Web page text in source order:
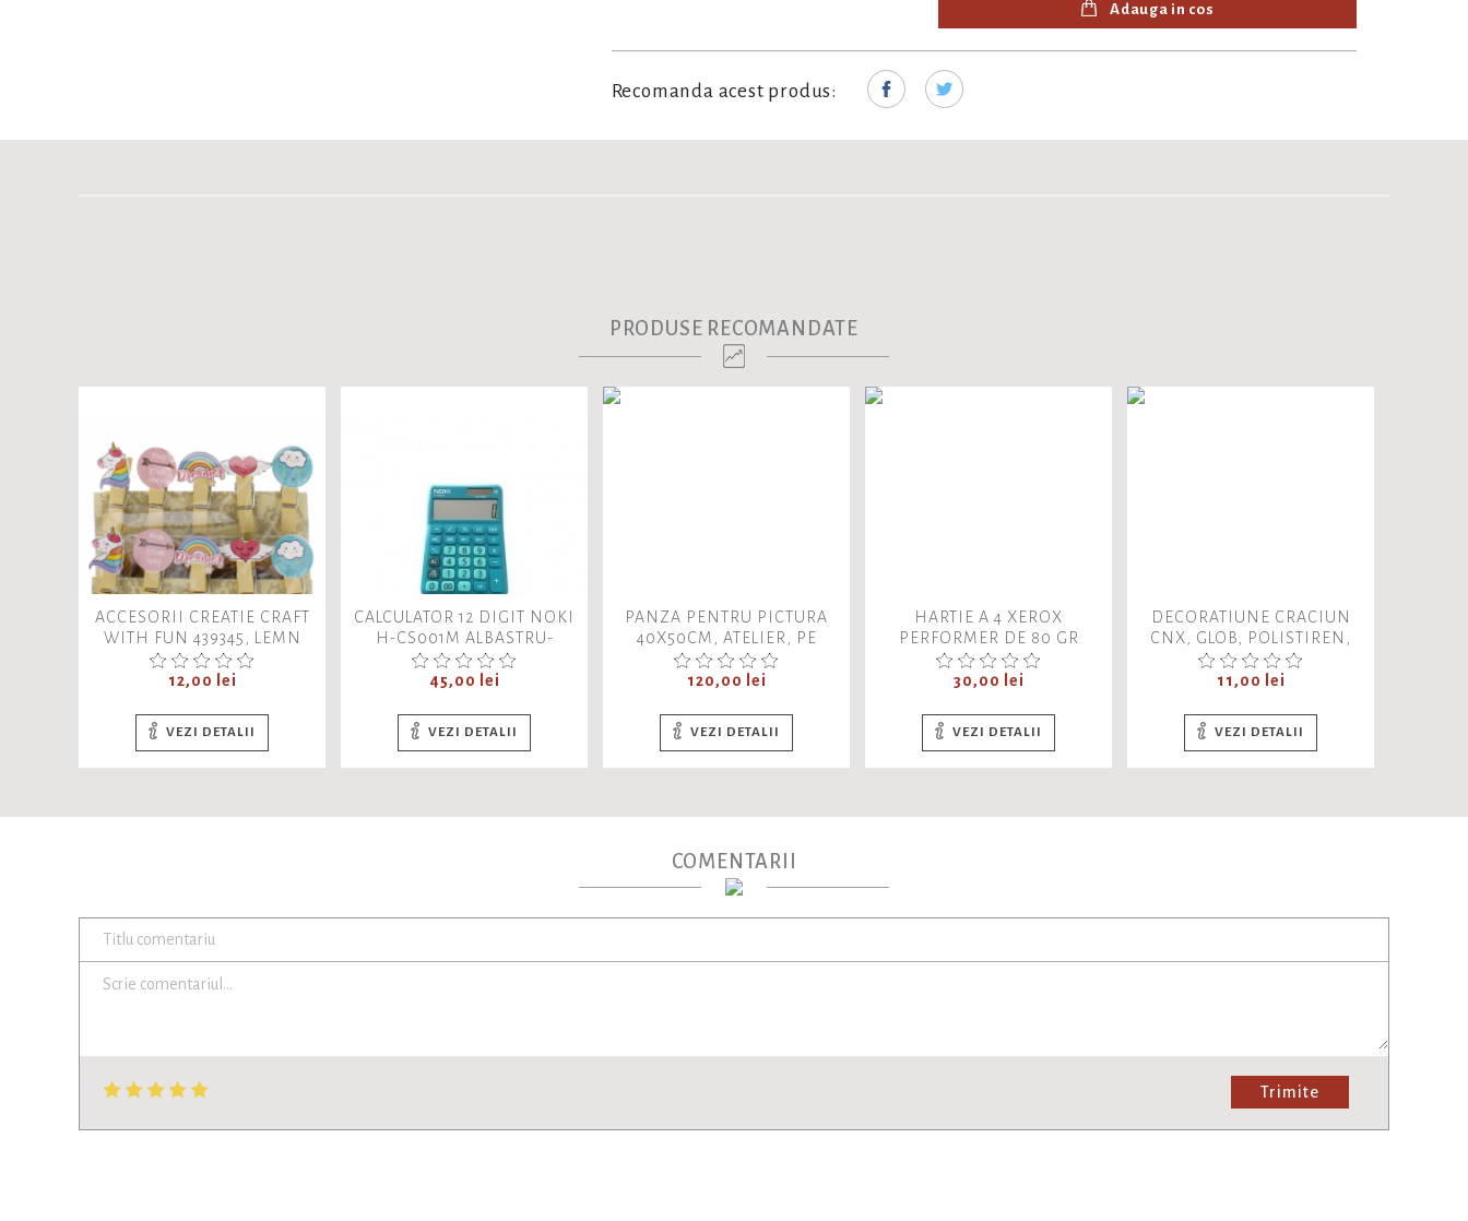
Adauga in cos
Recomanda acest produs:
PRODUSE RECOMANDATE
ACCESORII CREATIE CRAFT
WITH FUN 439345, LEMN
COLORAT,
UNICORN/INIMA/SAGEATA/NOR,
Pret
12,00 lei
VEZI DETALII
CALCULATOR 12 DIGIT NOKI
H-CS001M ALBASTRU-
TURCOAZ
Pret
45,00 lei
VEZI DETALII
PANZA PENTRU PICTURA
40X50CM, ATELIER, PE
NUMERE, PARIS DUPA
PLOAIE
Pret
120,00 lei
VEZI DETALII
HARTIE A 4 XEROX
PERFORMER DE 80 GR
Pret
30,00 lei
VEZI DETALII
DECORATIUNE CRACIUN
CNX, GLOB, POLISTIREN,
CIZMULITE CU SCLIPICI
5CM XB17-23433,SET 4
Pret
11,00 lei
VEZI DETALII
COMENTARII
Trimite